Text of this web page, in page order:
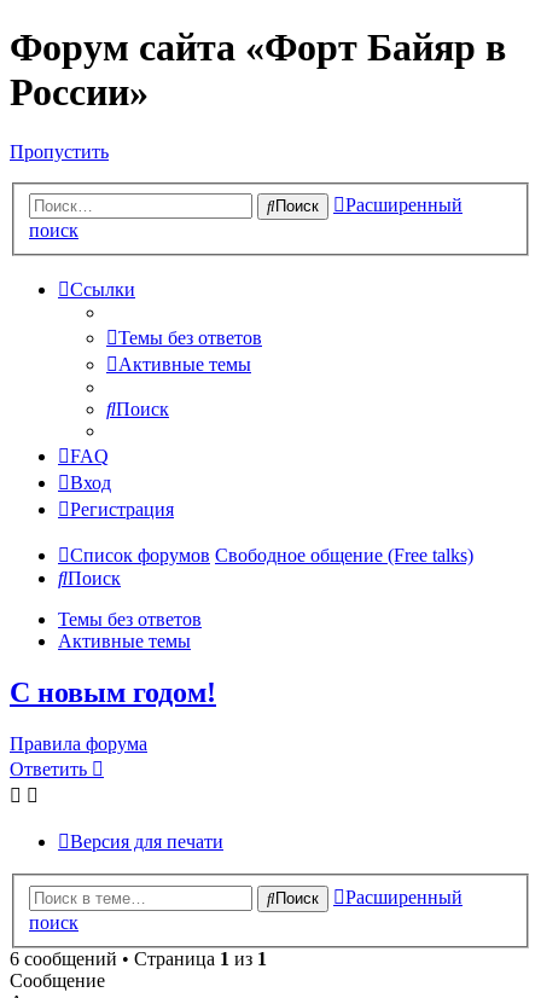
Форум сайта «Форт Байяр в
России»
Пропустить
Поиск
Расширенный
поиск
Ссылки
Темы без ответов
Активные темы
Поиск
FAQ
Вход
Регистрация
Список форумов Свободное общение (Free talks)
Поиск
Темы без ответов
Активные темы
С новым годом!
Правила форума
Ответить
Версия для печати
Поиск
Расширенный
поиск
6 сообщений • Страница 1 из 1
Сообщение